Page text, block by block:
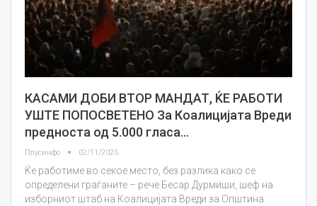
КАСАМИ ДОБИ ВТОР МАНДАТ, ЌЕ РАБОТИ
УШТЕ ПОПОСВЕТЕНО За Коалицијата Вреди
предноста од 5.000 гласа…
Плусинфо 02/11/2025
Ќе работиме во секое место, без разлика како се
определени граѓаните – рече Бесар Дурмиши, шеф на
изборниот штаб на Коалицијата Вреди за Општина